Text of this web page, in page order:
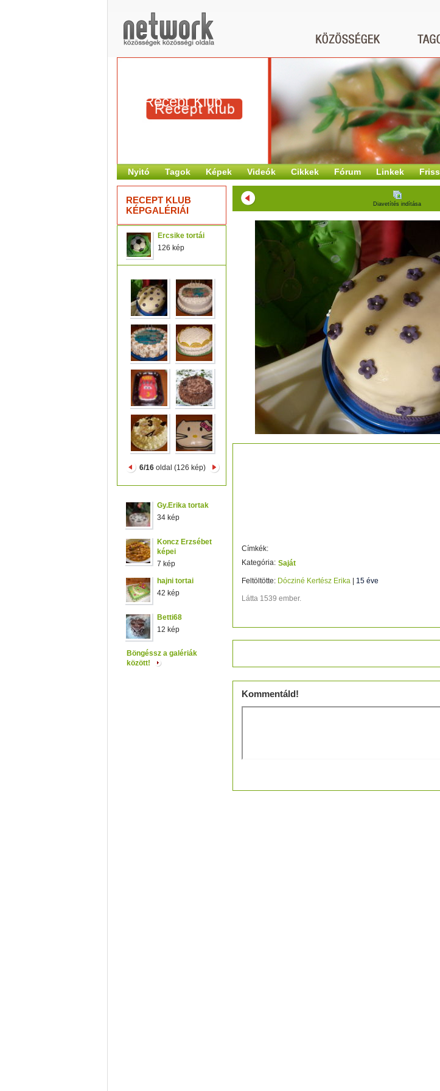
Recept Klub
Nyitó Tagok Képek Videók Cikkek Fórum Linkek Friss
RECEPT KLUB
KÉPGALÉRIÁI
Ercsike tortái
126 kép
6/16oldal (126 kép)
Gy.Erika tortak
34 kép
Koncz Erzsébet
képei
7 kép
hajni tortai
42 kép
Betti68
12 kép
Böngéssz a galériák
között!
Diavetítés indítása
Címkék:
Kategória: Saját
Feltöltötte: Dócziné Kertész Erika 15 éve
Látta 1539 ember.
Kommentáld!